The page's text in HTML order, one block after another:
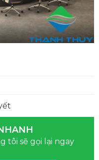
tôi sẽ gọi lại ngay